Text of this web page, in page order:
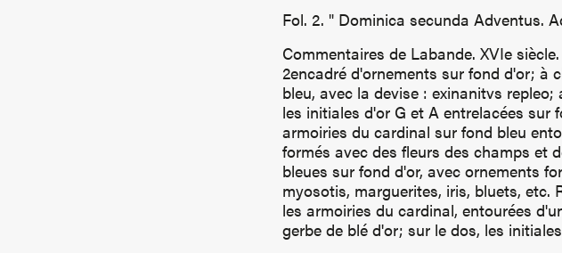
Fol. 2. " Dominica secunda Adventus.
Commentaires de Labande. XVIe
2encadré d'ornements sur fond d'or; à
bleu, avec la devise : exinanitvs
les initiales d'or G et A entrelacées sur
armoiries du cardinal sur fond bleu
formés avec des fleurs des champs et
bleues sur fond d'or, avec ornements
myosotis, marguerites, iris, bluets, etc.
les armoiries du cardinal, entourées
gerbe de blé d'or; sur le dos, les